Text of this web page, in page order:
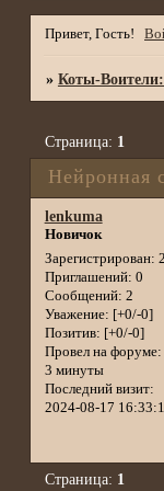
Привет, Гость!
» Коты-
Нейронная
Страница: 1
lenkuma
Новичок
Зарегистрирован:
Приглашений: 0
Сообщений: 2
Уважение: [+0/-0]
Позитив: [+0/-0]
Провел на форуме:
3 минуты
Последний визит:
2024-08-17
Страница: 1